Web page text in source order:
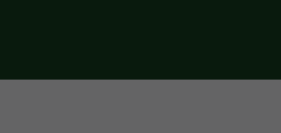
Skip to main content